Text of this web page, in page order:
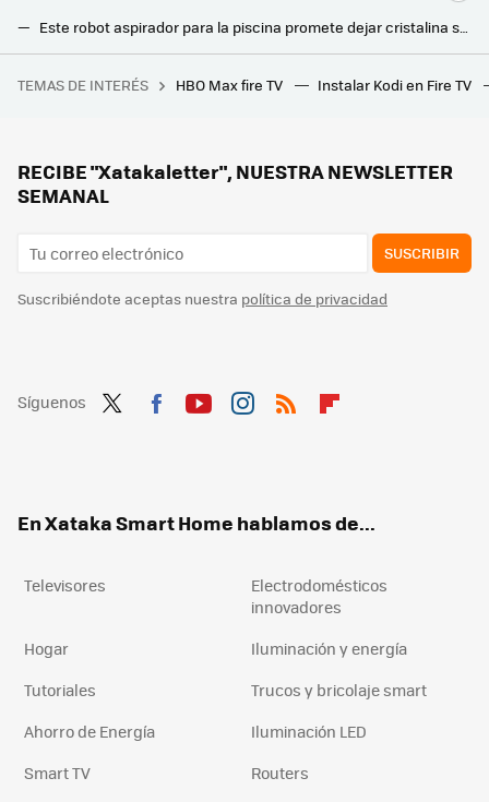
Convertir los aires acondicionados en "baterías" es la propuesta de estos investigadores para ahorrar
Empecé a jugar a esta joya oculta de Steam a las 7 de la tarde y acabo de ver amanecer. Necesito que alguien me desinstale Foundation
TEMAS DE INTERÉS HBO Max fire TV Instalar Kodi en Fire TV
RECIBE "Xatakaletter", NUESTRA NEWSLETTER
SEMANAL
SUSCRIBIR
Suscribiéndote aceptas nuestra política de privacidad
Síguenos
En Xataka Smart Home hablamos de...
Televisores
Electrodomésticos
innovadores
Hogar
Iluminación y energía
Tutoriales
Trucos y bricolaje smart
Ahorro de Energía
Iluminación LED
Smart TV
Routers